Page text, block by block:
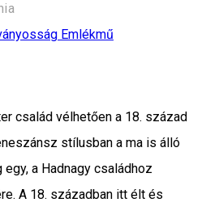
Emlékmű
család vélhetően a 18. század
stílusban a ma is álló
a Hadnagy családhoz
A 18. században itt élt és